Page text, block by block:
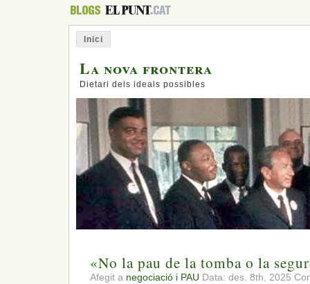
Inici
La nova frontera
Dietari dels ideals possibles
«No la pau de la tomba o la
Afegit a negociació i PAU Data: des. 8th, 2025